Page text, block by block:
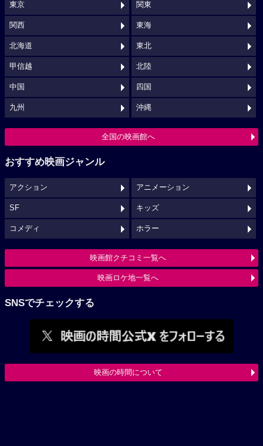
東京 関東
関西 東海
北海道 東北
甲信越 北陸
中国 四国
九州 沖縄
全国の映画館へ
おすすめ映画ジャンル
アクション アニメーション
SF キッズ
コメディ ホラー
映画館クチコミ一覧へ
映画ロケ地一覧へ
SNSでチェックする
映画の時間について